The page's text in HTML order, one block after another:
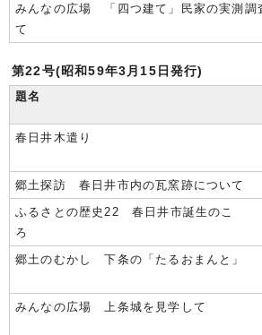
みんなの広場 「四つ建て」民家の実測調
て
第22号(昭和59年3月15日発行)
題名
春日井木遣り
郷土探訪 春日井市内の瓦窯跡について
ふるさとの歴史22 春日井市誕生のこ
ろ
郷土のむかし 下条の「たるおまんと」
みんなの広場 上条城を見学して